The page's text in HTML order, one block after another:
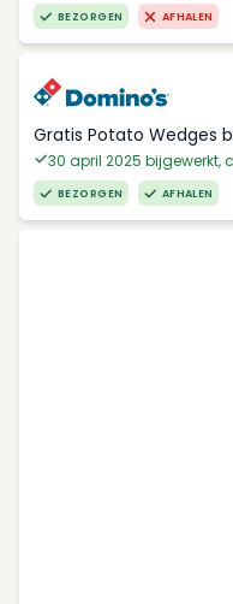
BEZORGEN AFHALEN
Gratis Potato Wedges
30 april 2025 bijgewerkt,
BEZORGEN AFHALEN